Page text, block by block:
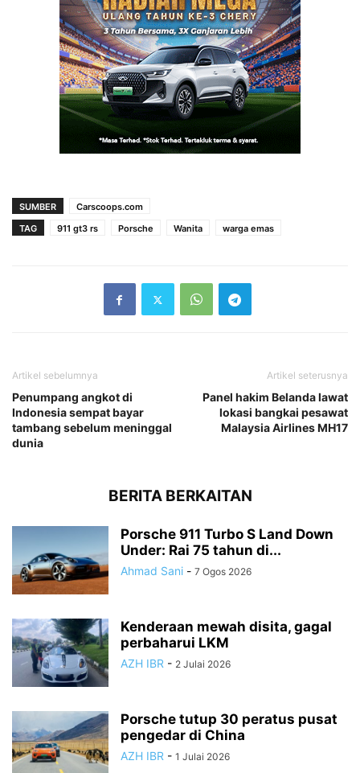
SUMBER
Carscoops.com
TAG
911 gt3 rs Porsche Wanita warga emas
Artikel sebelumnya
Penumpang angkot di
Indonesia sempat bayar
tambang sebelum meninggal
dunia
Artikel seterusnya
Panel hakim Belanda lawat
lokasi bangkai pesawat
Malaysia Airlines MH17
BERITA BERKAITAN
Porsche 911 Turbo S Land Down
Under: Rai 75 tahun di...
Ahmad Sani - 7 Ogos 2026
Kenderaan mewah disita, gagal
perbaharui LKM
AZH IBR - 2 Julai 2026
Porsche tutup 30 peratus pusat
pengedar di China
AZH IBR - 1 Julai 2026